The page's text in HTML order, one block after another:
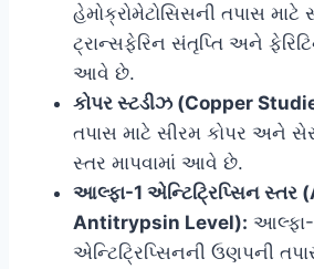
હેમોક્રોમેટોસિસની તપાસ
ટ્રાન્સફેરિન સંતૃપ્તિ અને
આવે છે.
કોપર સ્ટડીઝ (Copper
તપાસ માટે સીરમ કોપર અને
સ્તર માપવામાં આવે છે.
આલ્ફા-1 એન્ટિટ્રિપ્સિન સ્તર
Antitrypsin Level): આલ્ફા-
એન્ટિટ્રિપ્સિનની ઉણપની